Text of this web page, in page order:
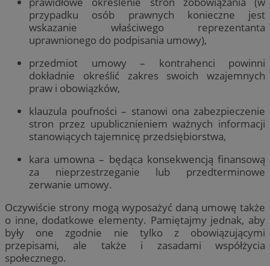
przypadku osób prawnych konieczne jest
wskazanie właściwego reprezentanta
uprawnionego do podpisania umowy),
przedmiot umowy – kontrahenci powinni
dokładnie określić zakres swoich wzajemnych
praw i obowiązków,
klauzula poufności – stanowi ona zabezpieczenie
stron przez upublicznieniem ważnych informacji
stanowiących tajemnicę przedsiębiorstwa,
kara umowna – będąca konsekwencją finansową
za nieprzestrzeganie lub przedterminowe
zerwanie umowy.
Oczywiście strony mogą wyposażyć daną umowę także
o inne, dodatkowe elementy. Pamiętajmy jednak, aby
były one zgodnie nie tylko z obowiązującymi
przepisami, ale także i zasadami współżycia
społecznego.